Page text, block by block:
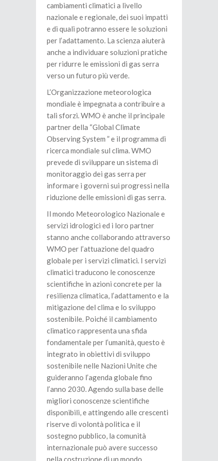
cambiamenti climatici a livello
nazionale e regionale, dei suoi impatti
e di quali potranno essere le soluzioni
per l’adattamento. La scienza aiuterà
anche a individuare soluzioni pratiche
per ridurre le emissioni di gas serra
verso un futuro più verde.
L’Organizzazione meteorologica
mondiale è impegnata a contribuire a
tali sforzi. WMO è anche il principale
partner della “Global Climate
Observing System ” e il programma di
ricerca mondiale sul clima. WMO
prevede di sviluppare un sistema di
monitoraggio dei gas serra per
informare i governi sui progressi nella
riduzione delle emissioni di gas serra.
Il mondo Meteorologico Nazionale e
servizi idrologici ed i loro partner
stanno anche collaborando attraverso
WMO per l’attuazione del quadro
globale per i servizi climatici. I servizi
climatici traducono le conoscenze
scientifiche in azioni concrete per la
resilienza climatica, l’adattamento e la
mitigazione del clima e lo sviluppo
sostenibile. Poiché il cambiamento
climatico rappresenta una sfida
fondamentale per l’umanità, questo è
integrato in obiettivi di sviluppo
sostenibile nelle Nazioni Unite che
guideranno l’agenda globale fino
l’anno 2030. Agendo sulla base delle
migliori conoscenze scientifiche
disponibili, e attingendo alle crescenti
riserve di volontà politica e il
sostegno pubblico, la comunità
internazionale può avere successo
nella costruzione di un mondo